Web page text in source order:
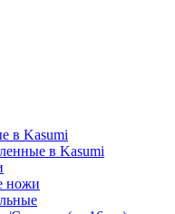
в Kasumi
в Kasumi
ножи